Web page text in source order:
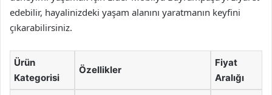
edebilir, hayalinizdeki yaşam alanını yaratmanın keyfini
çıkarabilirsiniz.
Ürün
Kategorisi
Özellikler
Fiyat
Aralığı